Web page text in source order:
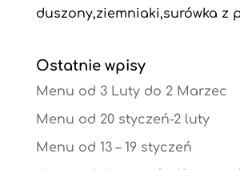
duszony,ziemniaki,surówka z
Ostatnie wpisy
Menu od 3 Luty do 2 Marzec
Menu od 20 styczeń-2 luty
Menu od 13 – 19 styczeń